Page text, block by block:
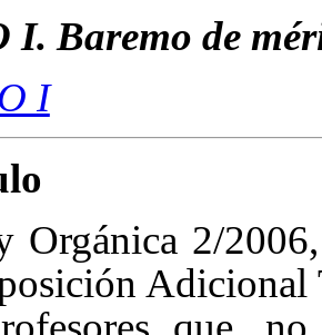
I. Baremo de
I
Orgánica 2/
Adicional